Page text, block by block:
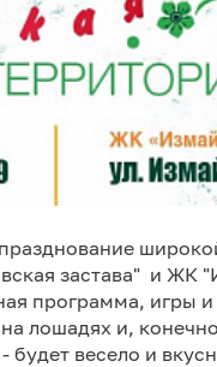
застава" и ЖК
программа, игры
лошадях и,
весело и